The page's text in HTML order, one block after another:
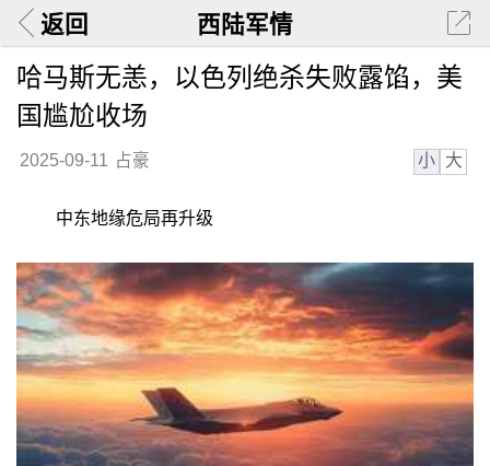
返回 西陆军情
哈马斯无恙，以色列绝杀失败露馅，美
国尴尬收场
2025-09-11 占豪 小 大
中东地缘危局再升级